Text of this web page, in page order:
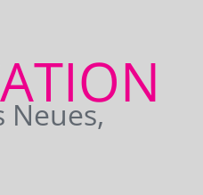
Neues,